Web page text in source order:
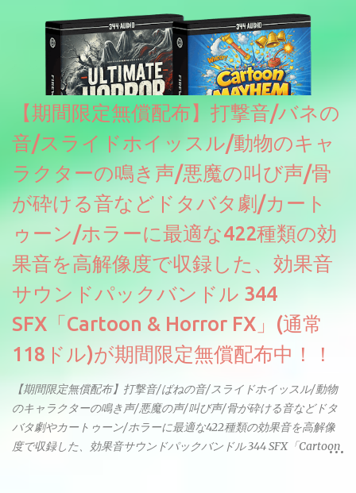
【期間限定無償配布】打撃音/バネの
音/スライドホイッスル/動物のキャ
ラクターの鳴き声/悪魔の叫び声/骨
が砕ける音などドタバタ劇/カート
ゥーン/ホラーに最適な422種類の効
果音を高解像度で収録した、効果音
サウンドパックバンドル 344
SFX「Cartoon & Horror FX」(通常
118ドル)が期間限定無償配布中！！
【期間限定無償配布】打撃音/ばねの音/スライドホイッスル/動物
のキャラクターの鳴き声/悪魔の声/叫び声/骨が砕ける音などドタ
バタ劇やカートゥーン/ホラーに最適な422種類の効果音を高解像
度で収録した、効果音サウンドパックバンドル 344 SFX「Cartoon